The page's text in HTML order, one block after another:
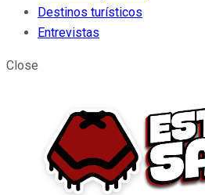
Destinos turísticos
Entrevistas
Close